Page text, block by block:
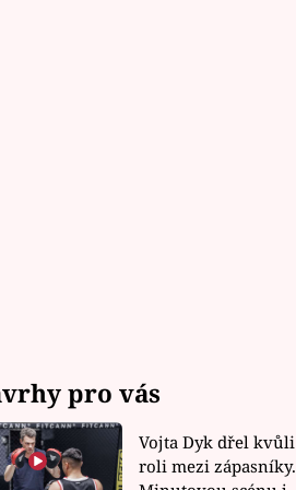
pro vás
Vojta Dyk dřel kvůli
roli mezi zápasníky.